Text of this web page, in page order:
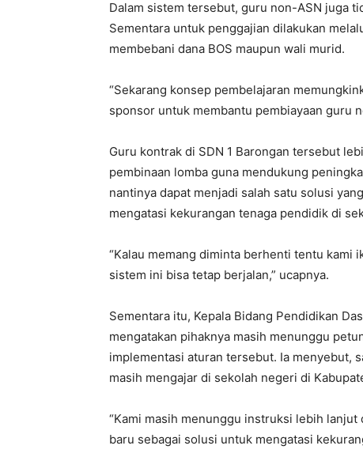
Dalam sistem tersebut, guru non-ASN juga
Sementara untuk penggajian dilakukan
membebani dana BOS maupun wali murid.
“Sekarang konsep pembelajaran
sponsor untuk membantu pembiayaan guru
Guru kontrak di SDN 1 Barongan tersebut
pembinaan lomba guna mendukung
nantinya dapat menjadi salah satu solusi
mengatasi kekurangan tenaga pendidik di
“Kalau memang diminta berhenti tentu kami
sistem ini bisa tetap berjalan,” ucapnya.
Sementara itu, Kepala Bidang Pendidikan
mengatakan pihaknya masih menunggu
implementasi aturan tersebut. Ia menyebut,
masih mengajar di sekolah negeri di
“Kami masih menunggu instruksi lebih
baru sebagai solusi untuk mengatasi